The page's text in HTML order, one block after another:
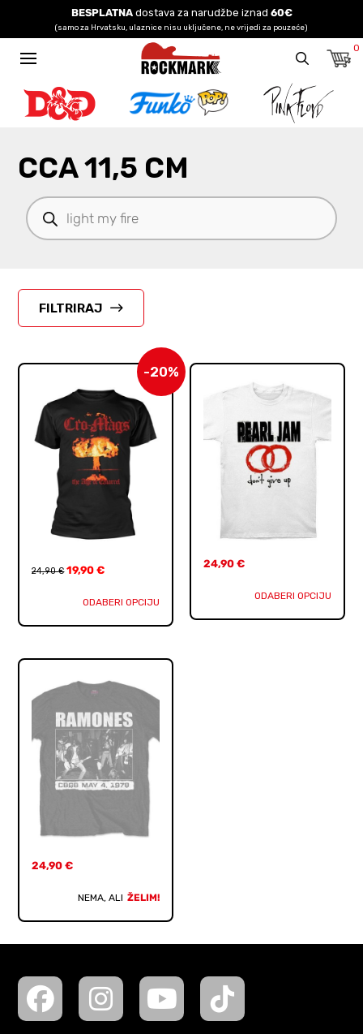
BESPLATNAdostava za narudžbe iznad 60€
(samo za Hrvatsku, ulaznice nisu uključene, ne vrijedi za pouzeće)
0
CCA 11,5 CM
Products
search
FILTRIRAJ
-20%
24,90€ 19,90€
ODABERI OPCIJU
24,90 €
ODABERI OPCIJU
24,90€
NEMA, ALI ŽELIM!